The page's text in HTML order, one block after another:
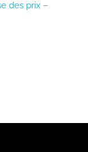
des prix –